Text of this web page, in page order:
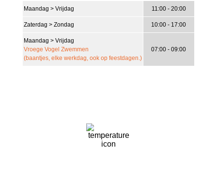
Maandag > Vrijdag 11:00 - 20:00
Zaterdag > Zondag 10:00 - 17:00
Maandag > Vrijdag
Vroege Vogel Zwemmen
(baantjes, elke werkdag, ook op feestdagen.)
07:00 - 09:00
Zeer Lichte Bewolking
Wind Gust
14 Km/h
Clouds